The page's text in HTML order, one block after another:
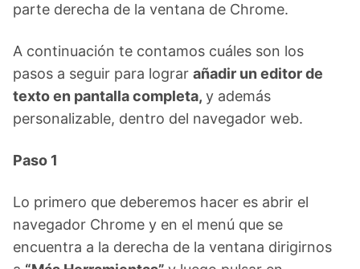
parte derecha de la ventana de Chrome.
A continuación te contamos cuáles son los
pasos a seguir para lograr añadir un editor de
texto en pantalla completa, y además
personalizable, dentro del navegador web.
Paso 1
Lo primero que deberemos hacer es abrir el
navegador Chrome y en el menú que se
encuentra a la derecha de la ventana dirigirnos